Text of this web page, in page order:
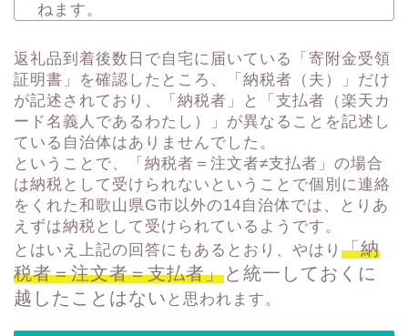
ねます。
返礼品到着後数日で自宅に届いている「寄附金受領
証明書」を確認したところ、「納税者（夫）」だけ
が記述されており、「納税者」と「支払者（楽天カ
ード名義人であるわたし）」が異なることを記述し
ている自治体はありませんでした。
ということで、「納税者＝注文者≠支払者」の場合
は納税として受けられないということで個別に連絡
をくれた和歌山県G市以外の14自治体では、とりあ
えずは納税として受けられているようです。
とはいえ上記の回答にもあるとおり、やはり 「納
税者＝注文者＝支払者」と統一しておくに
越したことはない と思われます。